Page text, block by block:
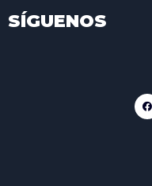
SÍGUENOS